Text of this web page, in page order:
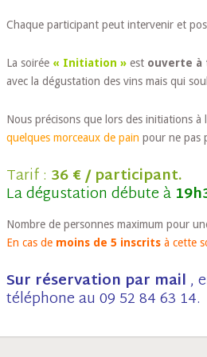
Chaque participant peut intervenir et
La soirée « Initiation »est ouverte à
avec la dégustation des vins mais qui
Nous précisons que lors des initiations à
quelques morceaux de pain pour ne pas
Tarif : 36 € / participant.
La dégustation débute à
Nombre de personnes maximum pour
En cas de moins de 5 inscritsà cette
Sur réservation par mail,
téléphone au 09 52 84 63 14.